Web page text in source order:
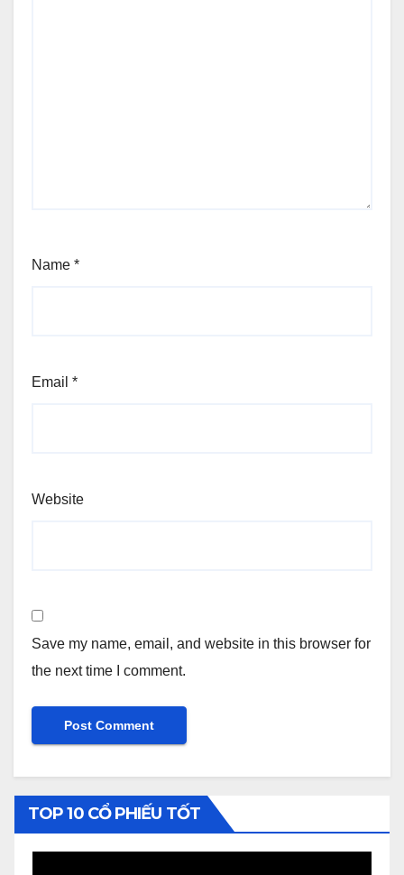
Name *
Email *
Website
Save my name, email, and website in this browser for
the next time I comment.
TOP 10 CỔ PHIẾU TỐT